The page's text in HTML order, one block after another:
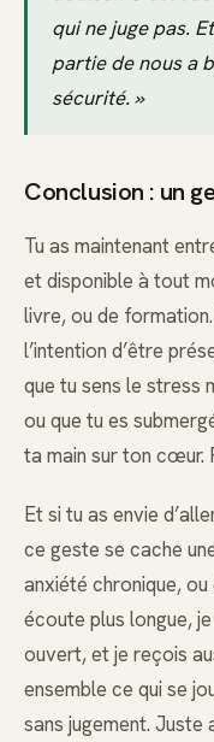
qui ne juge pas.
partie de nous a
sécurité. »
Conclusion : un
Tu as maintenant
et disponible à tout
livre, ou de
l’intention d’être
que tu sens le stress
ou que tu es
ta main sur ton cœur.
Et si tu as envie
ce geste se cache
anxiété chronique,
écoute plus longue,
ouvert, et je reçois
ensemble ce qui se
sans jugement. Juste